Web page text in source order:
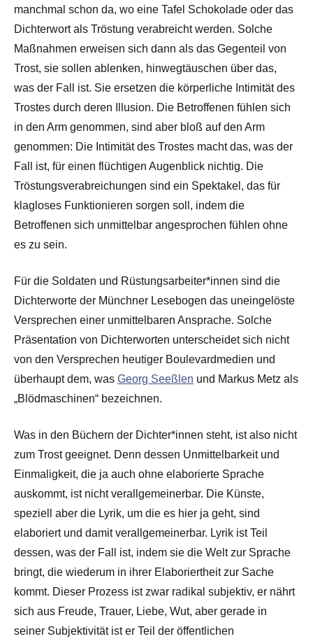
manchmal schon da, wo eine Tafel Schokolade oder das
Dichterwort als Tröstung verabreicht werden. Solche
Maßnahmen erweisen sich dann als das Gegenteil von
Trost, sie sollen ablenken, hinwegtäuschen über das,
was der Fall ist. Sie ersetzen die körperliche Intimität des
Trostes durch deren Illusion. Die Betroffenen fühlen sich
in den Arm genommen, sind aber bloß auf den Arm
genommen: Die Intimität des Trostes macht das, was der
Fall ist, für einen flüchtigen Augenblick nichtig. Die
Tröstungsverabreichungen sind ein Spektakel, das für
klagloses Funktionieren sorgen soll, indem die
Betroffenen sich unmittelbar angesprochen fühlen ohne
es zu sein.
Für die Soldaten und Rüstungsarbeiter*innen sind die
Dichterworte der Münchner Lesebogen das uneingelöste
Versprechen einer unmittelbaren Ansprache. Solche
Präsentation von Dichterworten unterscheidet sich nicht
von den Versprechen heutiger Boulevardmedien und
überhaupt dem, was Georg Seeßlen und Markus Metz als
„Blödmaschinen“ bezeichnen.
Was in den Büchern der Dichter*innen steht, ist also nicht
zum Trost geeignet. Denn dessen Unmittelbarkeit und
Einmaligkeit, die ja auch ohne elaborierte Sprache
auskommt, ist nicht verallgemeinerbar. Die Künste,
speziell aber die Lyrik, um die es hier ja geht, sind
elaboriert und damit verallgemeinerbar. Lyrik ist Teil
dessen, was der Fall ist, indem sie die Welt zur Sprache
bringt, die wiederum in ihrer Elaboriertheit zur Sache
kommt. Dieser Prozess ist zwar radikal subjektiv, er nährt
sich aus Freude, Trauer, Liebe, Wut, aber gerade in
seiner Subjektivität ist er Teil der öffentlichen